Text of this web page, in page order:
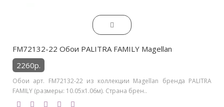
FM72132-22 Обои PALITRA FAMILY Magellan
2260р.
Обои арт. FM72132-22 из коллекции Magellan бренда PALITRA
FAMILY (размеры: 10.05х1.06м). Страна брен..